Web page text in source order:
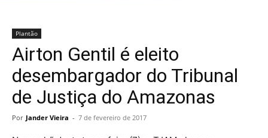
Plantão
Airton Gentil é eleito
desembargador do Tribunal
de Justiça do Amazonas
Por Jander Vieira - 7 de fevereiro de 2017